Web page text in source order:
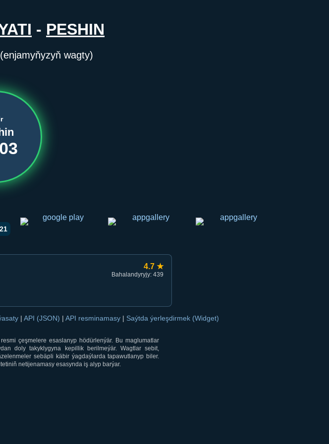
- PESHIN
(enjamyňyzyň wagty)
ulashish
orqali ulashish
4.7 ★
Bahalandyryjy: 439
| API (JSON) | API resminamasy | Saýtda ýerleşdirmek (Widget)
çeşmelere esaslanyp hödürlenýär. Bu maglumatlar
doly takyklygyna kepillik berilmeýär. Wagtlar sebit,
sebäpli käbir ýagdaýlarda tapawutlanyp biler.
netijenamasy esasynda iş alyp barýar.